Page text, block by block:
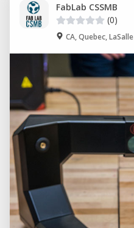
FabLab CSSMB
(0)
CA, Quebec, LaSalle